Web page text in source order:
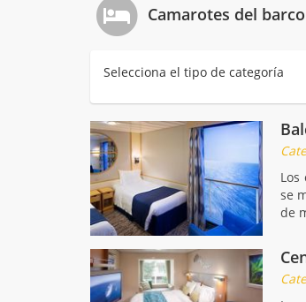
Camarotes del
Selecciona el tipo de categoría
se
de